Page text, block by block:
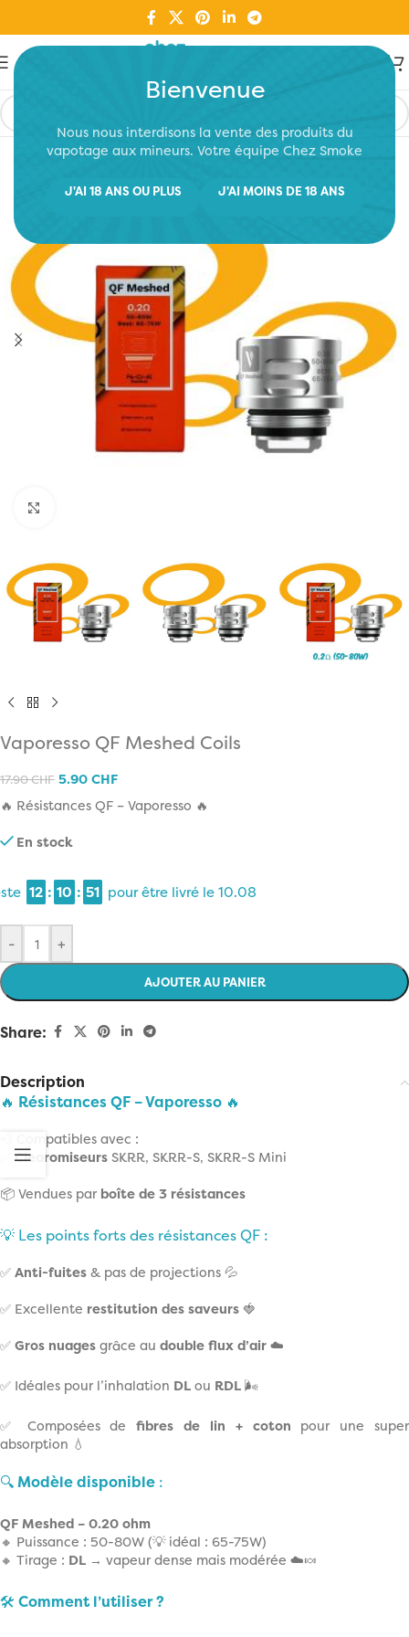
Bienvenue
Nous nous interdisons la vente des produits du
vapotage aux mineurs. Votre équipe Chez Smoke
J'AI 18 ANS OU PLUS J'AI MOINS DE 18 ANS
Vaporesso QF Meshed Coils
17.90CHF 5.90 CHF
🔥 Résistances QF – Vaporesso 🔥
En stock
12 : 10 : 51 pour être livré le10.08
- +
AJOUTER AU PANIER
Share:
Description
🔥 Résistances QF – Vaporesso 🔥
💨 Compatibles avec :
Clearomiseurs SKRR, SKRR-S, SKRR-S Mini
📦 Vendues par boîte de 3 résistances
💡 Les points forts des résistances QF :
✅ Anti-fuites & pas de projections 💦
✅ Excellente restitution des saveurs 🍓
✅ Gros nuages grâce au double flux d’air ☁️
✅ Idéales pour l’inhalation DL ou RDL 🌬️
✅ Composées defibres de lin + coton pour une super
absorption 💧
🔍Modèle disponible :
QF Meshed – 0.20 ohm
🔸 Puissance : 50-80W (💡 idéal : 65-75W)
🔸 Tirage : DL → vapeur dense mais modérée ☁️🍬
🛠️ Comment l’utiliser ?